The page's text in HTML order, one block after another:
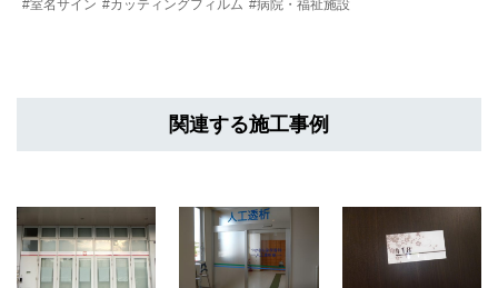
#室名サイン #カッティングフィルム #病院・福祉施設
関連する施工事例